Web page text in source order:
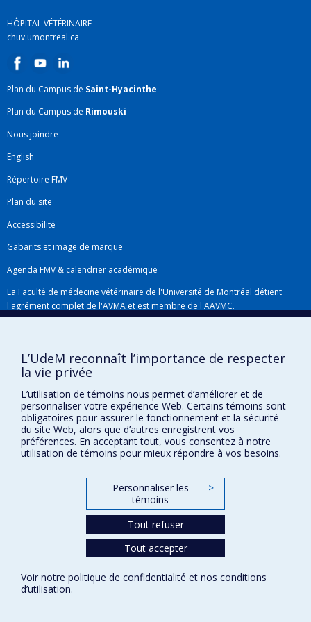
HÔPITAL VÉTÉRINAIRE
chuv.umontreal.ca
Plan du Campus de Saint-Hyacinthe
Plan du Campus de Rimouski
Nous joindre
English
Répertoire FMV
Plan du site
Accessibilité
Gabarits et image de marque
Agenda FMV & calendrier académique
La Faculté de médecine vétérinaire de l'Université de Montréal détient
l'agrément complet de l'AVMA et est membre de l'AAVMC.
Confidentialité
Conditions d’utilisation
Paramètres des témoins
L’UdeM reconnaît l’importance de respecter
la vie privée
L’utilisation de témoins nous permet d’améliorer et de
personnaliser votre expérience Web. Certains témoins sont
obligatoires pour assurer le fonctionnement et la sécurité
du site Web, alors que d’autres enregistrent vos
préférences. En acceptant tout, vous consentez à notre
utilisation de témoins pour mieux répondre à vos besoins.
Personnaliser les
témoins
>
Tout refuser
Tout accepter
Voir notre politique de confidentialité et nos conditions
d’utilisation.